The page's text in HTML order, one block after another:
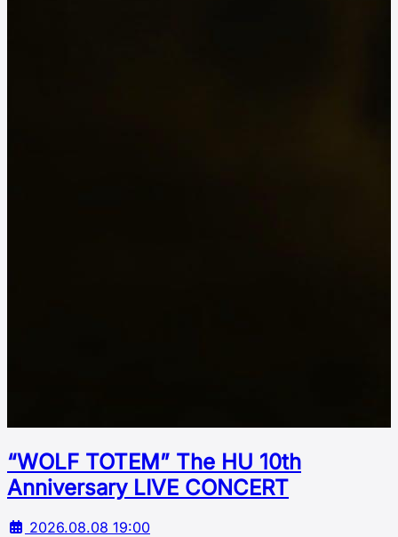
“WOLF TOTEM” The HU 10th
Аnniversary LIVE CONCERT
2026.08.08 19:00